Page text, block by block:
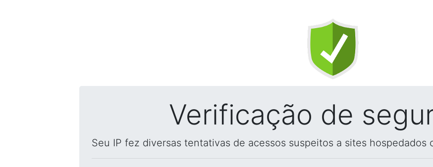
Verificação de
Seu IP fez diversas tentativas de acessos suspeitos a sites hospedados